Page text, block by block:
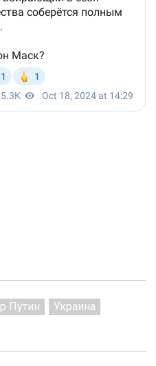
Путин
Украина